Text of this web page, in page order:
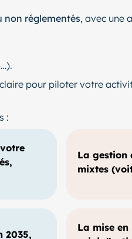
non réglementés, avec une
pour piloter votre
:
La gestion
mixtes
2035,
La mise